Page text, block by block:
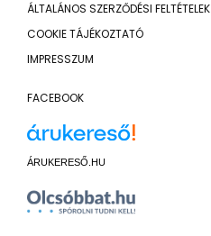
ÁLTALÁNOS SZERZŐDÉSI FELTÉTELEK
COOKIE TÁJÉKOZTATÓ
IMPRESSZUM
FACEBOOK
ÁRUKERESŐ.HU